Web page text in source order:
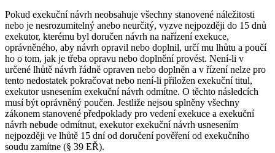
Pokud exekuční návrh neobsahuje všechny stanovené náležitosti
nebo je nesrozumitelný anebo neurčitý, vyzve nejpozději do 15 dnů
exekutor, kterému byl doručen návrh na nařízení exekuce,
oprávněného, aby návrh opravil nebo doplnil, určí mu lhůtu a poučí
ho o tom, jak je třeba opravu nebo doplnění provést. Není-li v
určené lhůtě návrh řádně opraven nebo doplněn a v řízení nelze pro
tento nedostatek pokračovat nebo není-li přiložen exekuční titul,
exekutor usnesením exekuční návrh odmítne. O těchto následcích
musí být oprávněný poučen. Jestliže nejsou splněny všechny
zákonem stanovené předpoklady pro vedení exekuce a exekuční
návrh nebude odmítnut, exekutor exekuční návrh usnesením
nejpozději ve lhůtě 15 dní od doručení pověření od exekučního
soudu zamítne (§ 39 EŘ).